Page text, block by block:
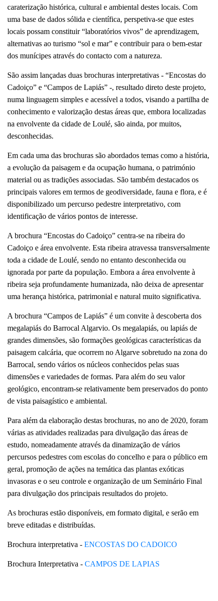
caraterização histórica, cultural e ambiental destes locais. Com
uma base de dados sólida e científica, perspetiva-se que estes
locais possam constituir “laboratórios vivos” de aprendizagem,
alternativas ao turismo “sol e mar” e contribuir para o bem-estar
dos munícipes através do contacto com a natureza.
São assim lançadas duas brochuras interpretativas - “Encostas do
Cadoiço” e “Campos de Lapiás” -, resultado direto deste projeto,
numa linguagem simples e acessível a todos, visando a partilha de
conhecimento e valorização destas áreas que, embora localizadas
na envolvente da cidade de Loulé, são ainda, por muitos,
desconhecidas.
Em cada uma das brochuras são abordados temas como a história,
a evolução da paisagem e da ocupação humana, o património
material ou as tradições associadas. São também destacados os
principais valores em termos de geodiversidade, fauna e flora, e é
disponibilizado um percurso pedestre interpretativo, com
identificação de vários pontos de interesse.
A brochura “Encostas do Cadoiço” centra-se na ribeira do
Cadoiço e área envolvente. Esta ribeira atravessa transversalmente
toda a cidade de Loulé, sendo no entanto desconhecida ou
ignorada por parte da população. Embora a área envolvente à
ribeira seja profundamente humanizada, não deixa de apresentar
uma herança histórica, patrimonial e natural muito significativa.
A brochura “Campos de Lapiás” é um convite à descoberta dos
megalapiás do Barrocal Algarvio. Os megalapiás, ou lapiás de
grandes dimensões, são formações geológicas características da
paisagem calcária, que ocorrem no Algarve sobretudo na zona do
Barrocal, sendo vários os núcleos conhecidos pelas suas
dimensões e variedades de formas. Para além do seu valor
geológico, encontram-se relativamente bem preservados do ponto
de vista paisagístico e ambiental.
Para além da elaboração destas brochuras, no ano de 2020, foram
várias as atividades realizadas para divulgação das áreas de
estudo, nomeadamente através da dinamização de vários
percursos pedestres com escolas do concelho e para o público em
geral, promoção de ações na temática das plantas exóticas
invasoras e o seu controle e organização de um Seminário Final
para divulgação dos principais resultados do projeto.
As brochuras estão disponíveis, em formato digital, e serão em
breve editadas e distribuídas.
Brochura interpretativa - ENCOSTAS DO CADOICO
Brochura Interpretativa - CAMPOS DE LAPIAS